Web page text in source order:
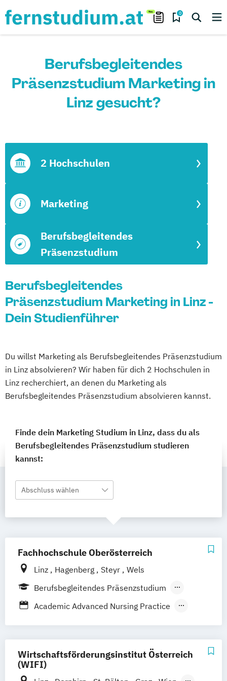
0
Berufsbegleitendes
Präsenzstudium Marketing in
Linz gesucht?
Berufsbegleitendes
Präsenzstudium
Marketing
2 Hochschulen
Berufsbegleitendes
Präsenzstudium Marketing in Linz -
Dein Studienführer
Du willst Marketing als Berufsbegleitendes Präsenzstudium
in Linz absolvieren? Wir haben für dich 2 Hochschulen in
Linz recherchiert, an denen du Marketing als
Berufsbegleitendes Präsenzstudium absolvieren kannst.
Finde dein Marketing Studium in Linz, dass du als
Berufsbegleitendes Präsenzstudium studieren
kannst:
Abschluss wählen
Fachhochschule Oberösterreich
Linz Hagenberg Steyr
Wels
Berufsbegleitendes Präsenzstudium
Berufsbegleitender Präsenzlehrgang
Academic Advanced Nursing Practice
Akademische Partner-
Ehe-
Familien- und Lebensberatung
Akademische/r Sozialpädagogische/r
Wirtschaftsförderungsinstitut Österreich
(WIFI)